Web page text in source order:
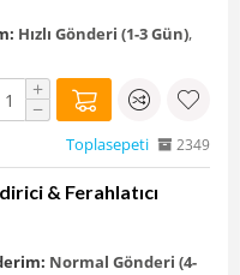
Hızlı Gönderi (1-3 Gün),
+
−
Toplasepeti 2349
& Ferahlatıcı
Normal Gönderi (4-